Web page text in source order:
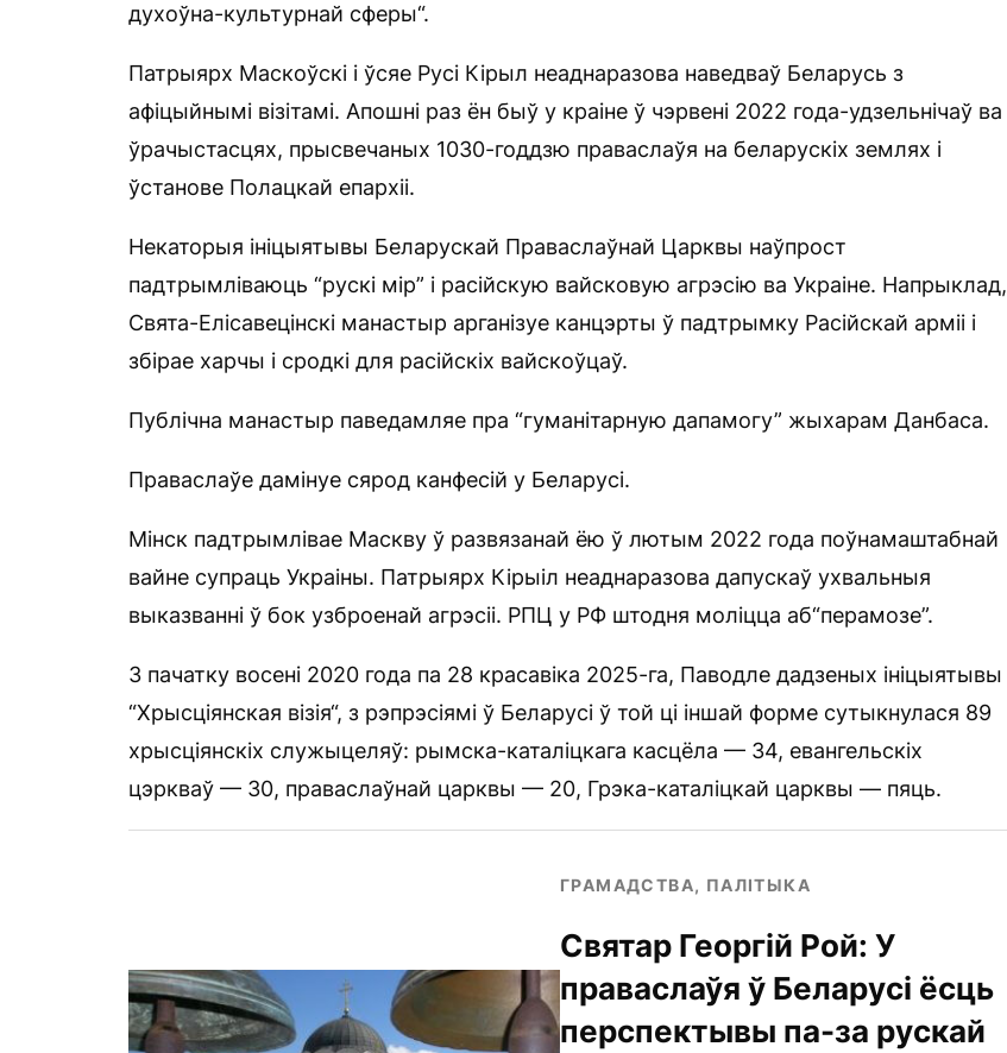
духоўна-культурнай сферы“.
Патрыярх Маскоўскі і ўсяе Русі Кірыл неаднаразова наведваў Беларусь з
афіцыйнымі візітамі. Апошні раз ён быў у краіне ў чэрвені 2022 года-удзельнічаў ва
ўрачыстасцях, прысвечаных 1030-годдзю праваслаўя на беларускіх землях і
ўстанове Полацкай епархіі.
Некаторыя ініцыятывы Беларускай Праваслаўнай Царквы наўпрост
падтрымліваюць “рускі мір” і расійскую вайсковую агрэсію ва Украіне. Напрыклад,
Свята-Елісавецінскі манастыр арганізуе канцэрты ў падтрымку Расійскай арміі і
збірае харчы і сродкі для расійскіх вайскоўцаў.
Публічна манастыр паведамляе пра “гуманітарную дапамогу” жыхарам Данбаса.
Праваслаўе дамінуе сярод канфесій у Беларусі.
Мінск падтрымлівае Маскву ў развязанай ёю ў лютым 2022 года поўнамаштабнай
вайне супраць Украіны. Патрыярх Кірыіл неаднаразова дапускаў ухвальныя
выказванні ў бок узброенай агрэсіі. РПЦ у РФ штодня моліцца аб“перамозе”.
З пачатку восені 2020 года па 28 красавіка 2025-га, Паводле дадзеных ініцыятывы
“Хрысціянская візія“, з рэпрэсіямі ў Беларусі ў той ці іншай форме сутыкнулася 89
хрысціянскіх служыцеляў: рымска-каталіцкага касцёла — 34, евангельскіх
цэркваў — 30, праваслаўнай царквы — 20, Грэка-каталіцкай царквы — пяць.
ГРАМАДСТВА, ПАЛІТЫКА
Святар Георгій Рой: У
праваслаўя ў Беларусі ёсць
перспектывы па-за рускай